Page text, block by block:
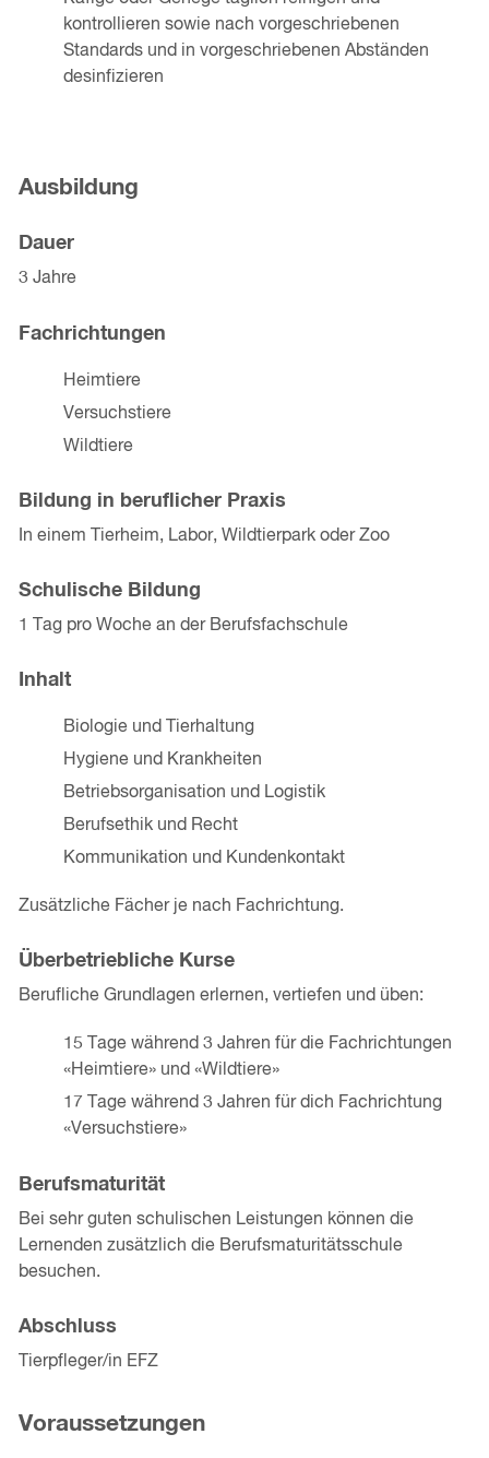
kontrollieren sowie nach vorgeschriebenen
Standards und in vorgeschriebenen Abständen
desinfizieren
Ausbildung
Dauer
3 Jahre
Fachrichtungen
Heimtiere
Versuchstiere
Wildtiere
Bildung in beruflicher Praxis
In einem Tierheim, Labor, Wildtierpark oder Zoo
Schulische Bildung
1 Tag pro Woche an der Berufsfachschule
Inhalt
Biologie und Tierhaltung
Hygiene und Krankheiten
Betriebsorganisation und Logistik
Berufsethik und Recht
Kommunikation und Kundenkontakt
Zusätzliche Fächer je nach Fachrichtung.
Überbetriebliche Kurse
Berufliche Grundlagen erlernen, vertiefen und üben:
15 Tage während 3 Jahren für die Fachrichtungen
«Heimtiere» und «Wildtiere»
17 Tage während 3 Jahren für dich Fachrichtung
«Versuchstiere»
Berufsmaturität
Bei sehr guten schulischen Leistungen können die
Lernenden zusätzlich die Berufsmaturitätsschule
besuchen.
Abschluss
Tierpfleger/in EFZ
Voraussetzungen